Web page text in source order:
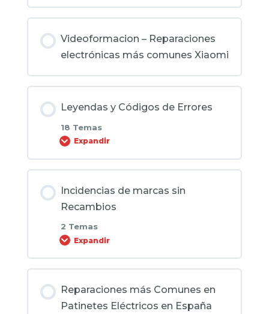
Videoformacion – Reparaciones
electrónicas más comunes Xiaomi
Leyendas y Códigos de Errores
18 Temas
Expandir
0% COMPLETADO 0/18 pasos
CÓDIGOS DE ERROR SMARTGYRO K2
PATINETES XIAOMI
Incidencias de marcas sin
Recambios
2 Temas
Expandir
0% COMPLETADO
Reparaciones más Comunes en
Patinetes Eléctricos en España